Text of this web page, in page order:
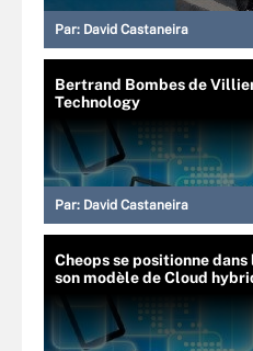
Par: David Castaneira
Bertrand Bombes de
Technology
Par: David Castaneira
Cheops se positionne
son modèle de Cloud